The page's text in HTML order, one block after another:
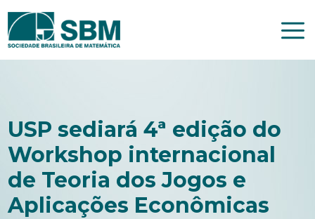
Pular
para
USP sediará 4ª edição do
Workshop internacional
de Teoria dos Jogos e
Aplicações Econômicas